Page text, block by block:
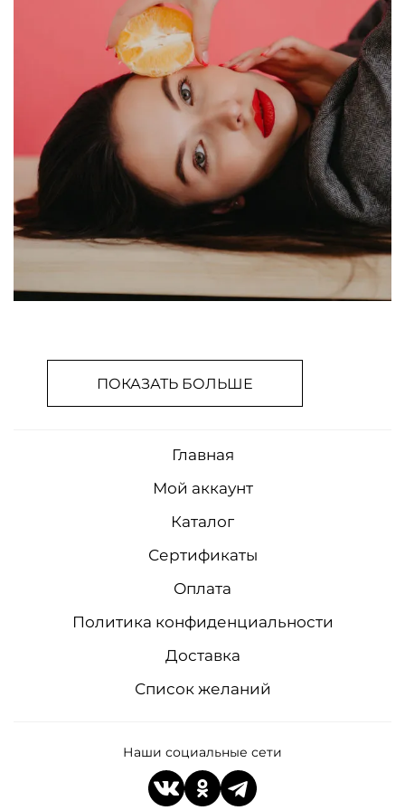
ПОКАЗАТЬ БОЛЬШЕ
Главная
Мой аккаунт
Каталог
Сертификаты
Оплата
Политика конфиденциальности
Доставка
Список желаний
Наши социальные сети